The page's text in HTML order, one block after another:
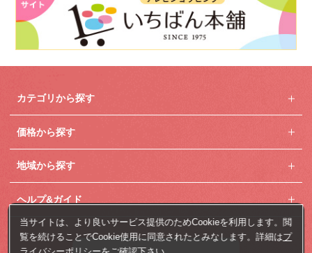
カテゴリから探す
価格から探す
地域から探す
ヘルプ&ガイド
当サイトは、より良いサービス提供のためCookieを利用します。閲
覧を続けることでCookie使用に同意されたとみなします。詳細はプ